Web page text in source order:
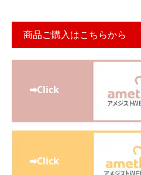
商品ご購入はこちらから
➡Click
➡Click